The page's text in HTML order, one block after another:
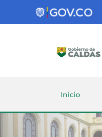
Gobernación
Inicio